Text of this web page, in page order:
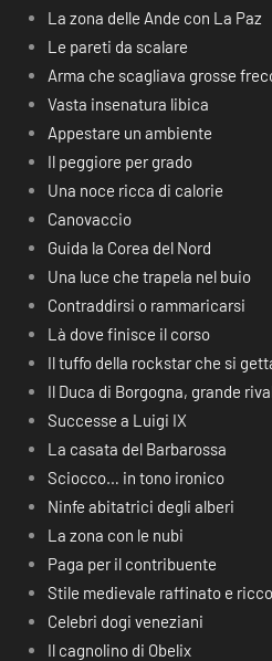
La zona delle Ande con La Paz
Le pareti da scalare
Arma che scagliava grosse
Vasta insenatura libica
Appestare un ambiente
Il peggiore per grado
Una noce ricca di calorie
Canovaccio
Guida la Corea del Nord
Una luce che trapela nel buio
Contraddirsi o rammaricarsi
Là dove finisce il corso
Il tuffo della rockstar che si
Il Duca di Borgogna, grande
Successe a Luigi IX
La casata del Barbarossa
Sciocco… in tono ironico
Ninfe abitatrici degli alberi
La zona con le nubi
Paga per il contribuente
Stile medievale raffinato e
Celebri dogi veneziani
Il cagnolino di Obelix